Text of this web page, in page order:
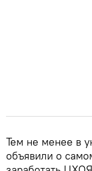
Тем не менее в
объявили о